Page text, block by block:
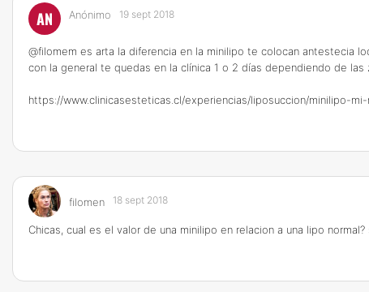
AN Anónimo 19 sept 2018
@filomem es arta la diferencia en la minilipo te colocan antestecia
con la general te quedas en la clínica 1 o 2 días dependiendo de
https://www.clinicasesteticas.cl/experiencias/liposuccion/minilipo-
filomen 18 sept 2018
Chicas, cual es el valor de una minilipo en relacion a una lipo normal?